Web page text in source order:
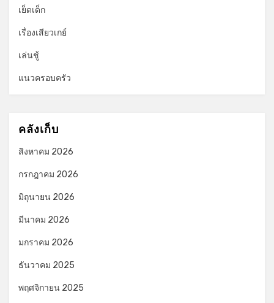
เย็ดเด็ก
เรื่องเสียวเกย์
เล่นชู้
แนวครอบครัว
คลังเก็บ
สิงหาคม 2026
กรกฎาคม 2026
มิถุนายน 2026
มีนาคม 2026
มกราคม 2026
ธันวาคม 2025
พฤศจิกายน 2025